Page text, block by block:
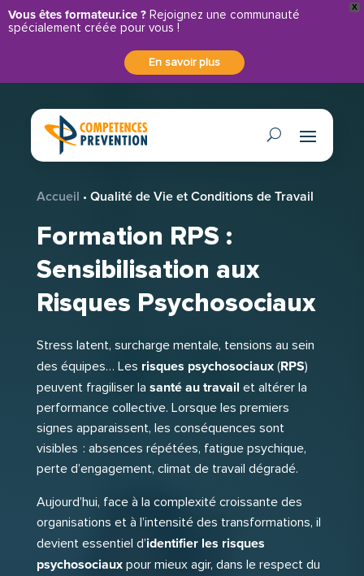
X
Vous êtes formateur.ice ? Rejoignez une communauté
spécialement créée pour vous !
En savoir plus
Accueil • Qualité de Vie et Conditions de Travail
Formation RPS :
Sensibilisation aux
Risques Psychosociaux
Stress latent, surcharge mentale, tensions au sein
des équipes… Les risques psychosociaux(RPS)
peuvent fragiliser la santé au travail et altérer la
performance collective. Lorsque les premiers
signes apparaissent, les conséquences sont
visibles : absences répétées, fatigue psychique,
perte d’engagement, climat de travail dégradé.
Aujourd’hui, face à la complexité croissante des
organisations et à l’intensité des transformations, il
devient essentiel d’identifier les risques
psychosociauxpour mieux agir, dans le respect du
Panneau de gestion des cookies